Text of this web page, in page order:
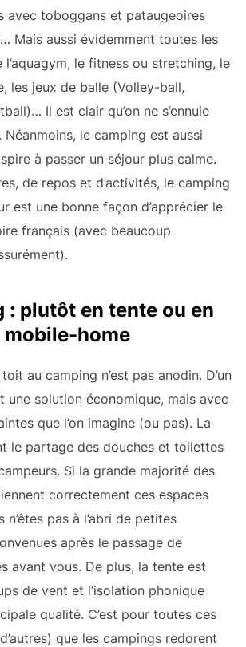
avec toboggans et pataugeoires
Mais aussi évidemment toutes les
le fitness ou stretching, le
les jeux de balle (Volley-ball,
Il est clair qu’on ne s’ennuie
Néanmoins, le camping est aussi
à passer un séjour plus calme.
de repos et d’activités, le camping
est une bonne façon d’apprécier le
français (avec beaucoup
: plutôt en tente ou en
mobile-home
au camping n’est pas anodin. D’un
une solution économique, mais avec
que l’on imagine (ou pas). La
le partage des douches et toilettes
Si la grande majorité des
correctement ces espaces
pas à l’abri de petites
après le passage de
avant vous. De plus, la tente est
de vent et l’isolation phonique
qualité. C’est pour toutes ces
que les campings redorent